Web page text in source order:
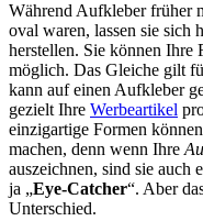
Während Aufkleber früher
oval waren, lassen sie sich
herstellen. Sie können Ihre
möglich. Das Gleiche gilt
kann auf einen Aufkleber
gezielt Ihre Werbeartikel
einzigartige Formen
machen, denn wenn Ihre
auszeichnen, sind sie
ja „Eye-Catcher“. Aber
Unterschied.